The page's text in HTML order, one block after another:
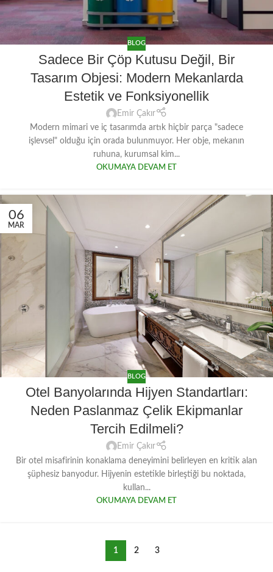
BLOG
Sadece Bir Çöp Kutusu Değil, Bir
Tasarım Objesi: Modern Mekanlarda
Estetik ve Fonksiyonellik
Emir Çakır
Modern mimari ve iç tasarımda artık hiçbir parça "sadece
işlevsel" olduğu için orada bulunmuyor. Her obje, mekanın
ruhuna, kurumsal kim...
OKUMAYA DEVAM ET
06
MAR
BLOG
Otel Banyolarında Hijyen Standartları:
Neden Paslanmaz Çelik Ekipmanlar
Tercih Edilmeli?
Emir Çakır
Bir otel misafirinin konaklama deneyimini belirleyen en kritik alan
şüphesiz banyodur. Hijyenin estetikle birleştiği bu noktada,
kullan...
OKUMAYA DEVAM ET
1 2 3